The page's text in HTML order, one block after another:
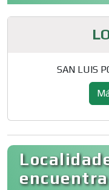
SAN LUIS